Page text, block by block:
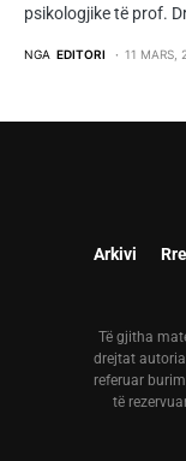
psikologjike të prof.
NGA EDITORI 11 MARS,
Arkivi
Të gjitha
drejtat
referuar
të